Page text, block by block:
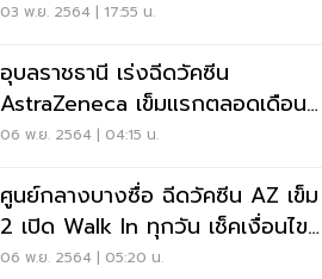
03 พ.ย. 2564 | 17:55 น.
อุบลราชธานี เร่งฉีดวัคซีน
AstraZeneca เข็มแรกตลอดเดือน
พ.ย.นี้ เช็คเลย
06 พ.ย. 2564 | 04:15 น.
ศูนย์กลางบางซื่อ ฉีดวัคซีน AZ เข็ม
2 เปิด Walk In ทุกวัน เช็คเงื่อนไขที่
นี่
06 พ.ย. 2564 | 05:20 น.